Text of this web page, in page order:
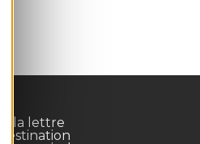
à la lettre